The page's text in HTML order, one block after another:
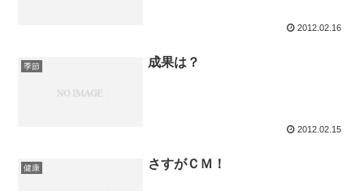
2012.02.16
季節 成果は？
2012.02.15
健康 さすがＣＭ！